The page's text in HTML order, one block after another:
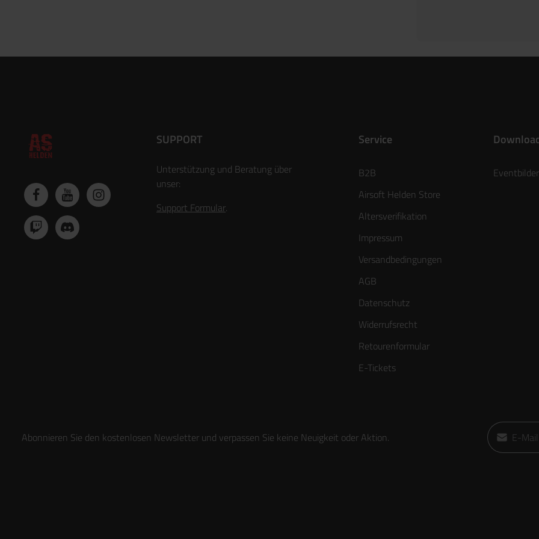
Abonnieren Sie den kostenlosen Newsletter und verpassen Sie keine Neuigkeit oder Aktion.
E-Mail-
SUPPORT
Unterstützung und Beratung über
unser:
Support Formular.
Service
B2B
Airsoft Helden Store
Altersverifikation
Impressum
Versandbedingungen
AGB
Datenschutz
Widerrufsrecht
Retourenformular
E-Tickets
Eventbilder